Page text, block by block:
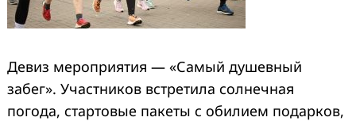
Девиз мероприятия — «Самый душевный
забег». Участников встретила солнечная
погода, стартовые пакеты с обилием подарков,